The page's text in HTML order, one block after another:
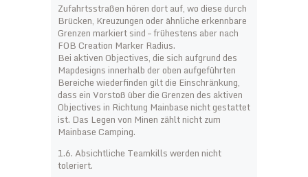
Zufahrtsstraßen hören dort auf, wo diese durch
Brücken, Kreuzungen oder ähnliche erkennbare
Grenzen markiert sind – frühestens aber nach
FOB Creation Marker Radius.
Bei aktiven Objectives, die sich aufgrund des
Mapdesigns innerhalb der oben aufgeführten
Bereiche wiederfinden gilt die Einschränkung,
dass ein Vorstoß über die Grenzen des aktiven
Objectives in Richtung Mainbase nicht gestattet
ist. Das Legen von Minen zählt nicht zum
Mainbase Camping.
1.6. Absichtliche Teamkills werden nicht
toleriert.